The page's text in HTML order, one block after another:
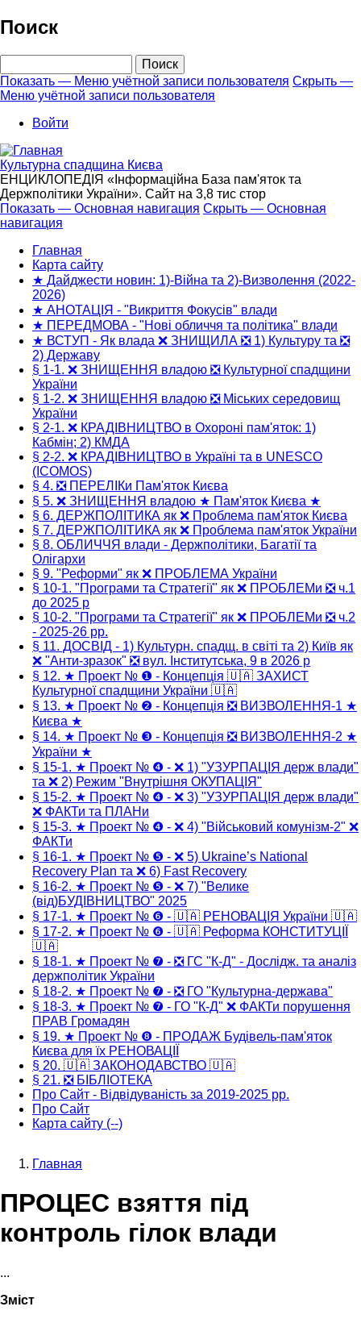
Перейти
к
основному
Поиск
Меню
учётной
записи
пользователя
Показать — Меню учётной записи пользователя Скрыть —
Меню учётной записи пользователя
Войти
Культурна спадщина Києва
ЕНЦИКЛОПЕДІЯ «Інформаційна База пам'яток та
Держполітики України». Сайт на 3,8 тис стор
Основная
навигация
Показать — Основная навигация Скрыть — Основная
навигация
Главная
Карта сайту
★ Дайджести новин: 1)-Війна та 2)-Визволення (2022-
2026)
★ АНОТАЦІЯ - "Викриття Фокусів" влади
★ ПЕРЕДМОВА - "Нові обличчя та політика" влади
★ ВСТУП - Як влада ❌ ЗНИЩИЛА ❎ 1) Культуру та ❎
2) Державу
§ 1-1. ❌ ЗНИЩЕННЯ владою ❎ Культурної спадщини
України
§ 1-2. ❌ ЗНИЩЕННЯ владою ❎ Міських середовищ
України
§ 2-1. ❌ КРАДІВНИЦТВО в Охороні пам'яток: 1)
Кабмін; 2) КМДА
§ 2-2. ❌ КРАДІВНИЦТВО в Україні та в UNESCO
(ICOMOS)
§ 4. ❎ ПЕРЕЛІКи Пам'яток Києва
§ 5. ❌ ЗНИЩЕННЯ владою ★ Пам'яток Києва ★
§ 6. ДЕРЖПОЛІТИКА як ❌ Проблема пам'яток Києва
§ 7. ДЕРЖПОЛІТИКА як ❌ Проблема пам'яток України
§ 8. ОБЛИЧЧЯ влади - Держполітики, Багатії та
Олігархи
§ 9. "Реформи" як ❌ ПРОБЛЕМА України
§ 10-1. "Програми та Стратегії" як ❌ ПРОБЛЕМи ❎ ч.1
до 2025 р
§ 10-2. "Програми та Стратегії" як ❌ ПРОБЛЕМи ❎ ч.2
- 2025-26 рр.
§ 11. ДОСВІД - 1) Культурн. спадщ. в світі та 2) Київ як
❌ "Анти-зразок" ❎ вул. Інститутська, 9 в 2026 р
§ 12. ★ Проект № ❶ - Концепція 🇺🇦 ЗАХИСТ
Культурної спадщини України 🇺🇦
§ 13. ★ Проект № ❷ - Концепція ❎ ВИЗВОЛЕННЯ-1 ★
Києва ★
§ 14. ★ Проект № ❸ - Концепція ❎ ВИЗВОЛЕННЯ-2 ★
України ★
§ 15-1. ★ Проект № ❹ - ❌ 1) "УЗУРПАЦІЯ держ влади"
та ❌ 2) Режим "Внутрішня ОКУПАЦІЯ"
§ 15-2. ★ Проект № ❹ - ❌ 3) "УЗУРПАЦІЯ держ влади"
❌ ФАКТи та ПЛАНи
§ 15-3. ★ Проект № ❹ - ❌ 4) "Військовий комунізм-2" ❌
ФАКТи
§ 16-1. ★ Проект № ❺ - ❌ 5) Ukraine’s National
Recovery Plan та ❌ 6) Fast Recovery
§ 16-2. ★ Проект № ❺ - ❌ 7) "Велике
(від)БУДІВНИЦТВО" 2025
§ 17-1. ★ Проект № ❻ - 🇺🇦 РЕНОВАЦІЯ України 🇺🇦
§ 17-2. ★ Проект № ❻ - 🇺🇦 Реформа КОНСТИТУЦІЇ
🇺🇦
§ 18-1. ★ Проект № ❼ - ❎ ГС "К-Д" - Дослідж. та аналіз
держполітик України
§ 18-2. ★ Проект № ❼ - ❎ ГО "Культурна-держава"
§ 18-3. ★ Проект № ❼ - ГО "К-Д" ❌ ФАКТи порушення
ПРАВ Громадян
§ 19. ★ Проект № ❽ - ПРОДАЖ Будівель-пам'яток
Києва для їх РЕНОВАЦІЇ
§ 20. 🇺🇦 ЗАКОНОДАВСТВО 🇺🇦
§ 21. ❎ БІБЛІОТЕКА
Про Сайт - Відвідуваність за 2019-2025 рр.
Про Сайт
Карта сайту (--)
навигации
Главная
ПРОЦЕС взяття під
контроль гілок влади
...
Зміст